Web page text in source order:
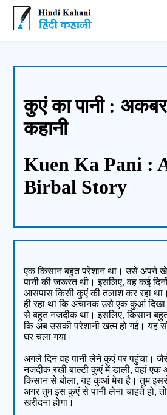
Hindi Kahani - हिंदी कहानी
कुएं का पानी :
कहानी
Kuen Ka Pani :
Birbal Story
एक किसान बहुत परेशान था। उसे अपने
पानी की जरूरत थी। इसलिए, वह कई
आसपास किसी कुएं की तलाश कर रहा
ही रहा था कि अचानक उसे एक कुआं
से बहुत नजदीक था। इसलिए, किसान
कि अब उसकी परेशानी खत्म हो गई। यह
घर चला गया।
अगले दिन वह पानी लेने कुएं पर पहुंचा।
नजदीक रखी बाल्टी कुएं में डाली, वहां
किसान से बोला, यह कुआं मेरा है। तुम
अगर तुम इस कुएं से पानी लेना चाहते हो,
खरीदना होगा।